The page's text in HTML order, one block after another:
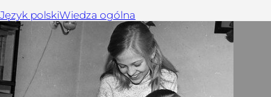
Język polskiWiedza ogólna